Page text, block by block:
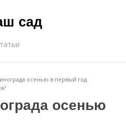
сад
осенью в первый год
осенью